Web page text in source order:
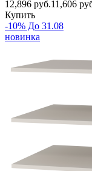
12,896 руб.11,606
Купить
-10% До 31.08
новинка